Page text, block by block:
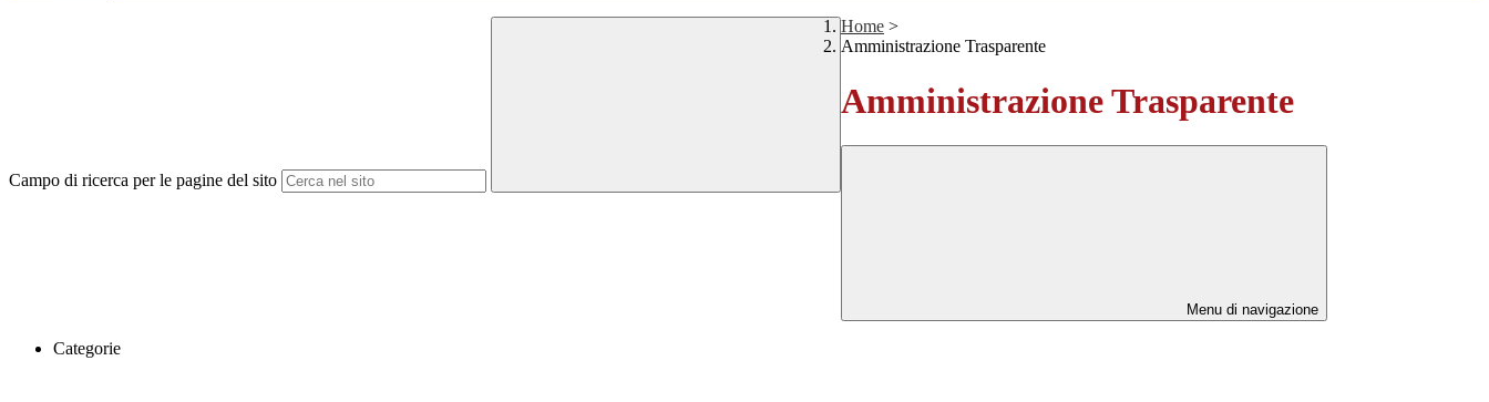
Campo di ricerca per le pagine del sito
Home >
Amministrazione Trasparente
Amministrazione Trasparente
Menu di navigazione
Categorie